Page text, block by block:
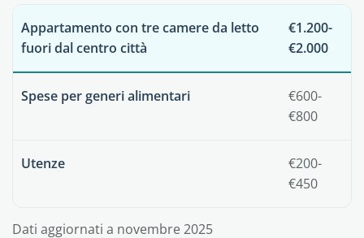
Appartamento con tre camere da letto
fuori dal centro città
€1.200-
€2.000
Spese per generi alimentari
€600-
€800
Utenze
€200-
€450
Dati aggiornati a novembre 2025